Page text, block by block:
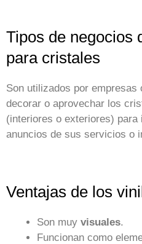
Tipos de negocios
para cristales
Son utilizados por empresas
decorar o aprovechar los
(interiores o exteriores) para
anuncios de sus servicios o
Ventajas de los
Son muy visuales.
Funcionan como